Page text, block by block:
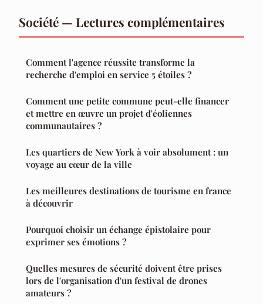
Société — Lectures complémentaires
Comment l'agence réussite transforme la
recherche d'emploi en service 5 étoiles ?
Comment une petite commune peut-elle financer
et mettre en œuvre un projet d'éoliennes
communautaires ?
Les quartiers de New York à voir absolument : un
voyage au cœur de la ville
Les meilleures destinations de tourisme en france
à découvrir
Pourquoi choisir un échange épistolaire pour
exprimer ses émotions ?
Quelles mesures de sécurité doivent être prises
lors de l'organisation d'un festival de drones
amateurs ?